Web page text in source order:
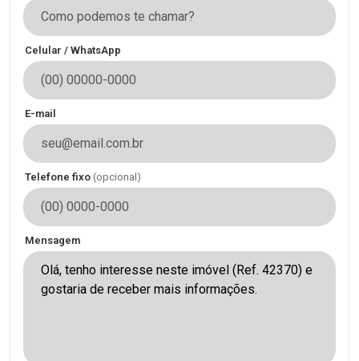
Celular / WhatsApp
E-mail
Telefone fixo (opcional)
Mensagem